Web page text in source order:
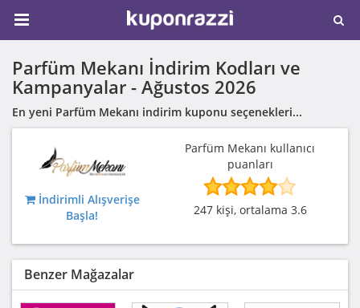
Parfüm Mekanı İndirim Kodları ve
Kampanyalar - Ağustos 2026
En yeni Parfüm Mekanı indirim kuponu seçenekleri...
İndirimli Alışverişe
Başla!
Parfüm Mekanı kullanıcı
puanları
247 kişi, ortalama 3.6
Benzer Mağazalar